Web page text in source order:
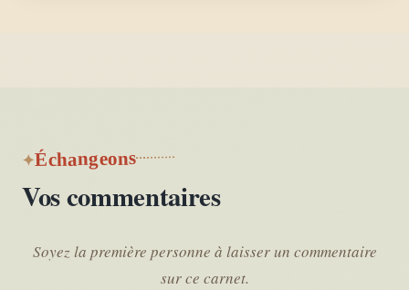
Échangeons
Vos commentaires
Soyez la première personne à laisser un commentaire
sur ce carnet.